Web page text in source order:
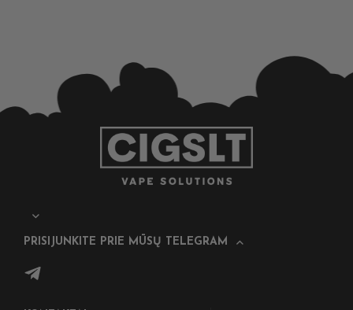
PRISIJUNKITE PRIE MŪSŲ TELEGRAM